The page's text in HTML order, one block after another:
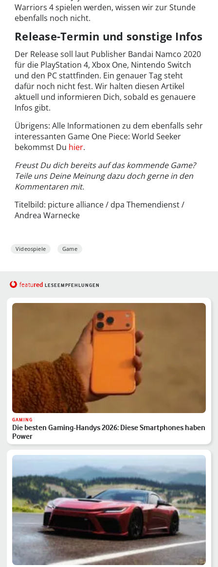
Warriors 4 spielen werden, wissen wir zur Stunde
ebenfalls noch nicht.
Release-Termin und sonstige Infos
Der Release soll laut Publisher Bandai Namco 2020
für die PlayStation 4, Xbox One, Nintendo Switch
und den PC stattfinden. Ein genauer Tag steht
dafür noch nicht fest. Wir halten diesen Artikel
aktuell und informieren Dich, sobald es genauere
Infos gibt.
Übrigens: Alle Informationen zu dem ebenfalls sehr
interessanten Game One Piece: World Seeker
bekommst Du hier.
Freust Du dich bereits auf das kommende Game?
Teile uns Deine Meinung dazu doch gerne in den
Kommentaren mit.
Titelbild: picture alliance / dpa Themendienst /
Andrea Warnecke
Videospiele Game
featured LESEEMPFEHLUNGEN
GAMING
Die besten Gaming-Handys 2026: Diese Smartphones haben
Power